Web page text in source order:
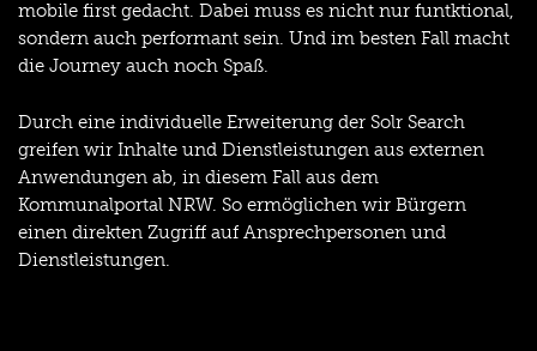
mobile first gedacht. Dabei muss es nicht nur funtktional,
sondern auch performant sein. Und im besten Fall macht
die Journey auch noch Spaß.
Durch eine individuelle Erweiterung der Solr Search
greifen wir Inhalte und Dienstleistungen aus externen
Anwendungen ab, in diesem Fall aus dem
Kommunalportal NRW. So ermöglichen wir Bürgern
einen direkten Zugriff auf Ansprechpersonen und
Dienstleistungen.